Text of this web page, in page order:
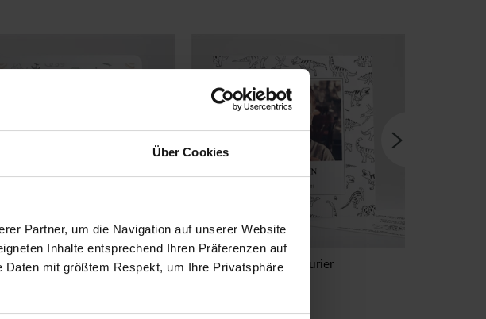
Über Cookies
Partner, um die Navigation auf unserer Website
Inhalte entsprechend Ihren Präferenzen auf
Daten mit größtem Respekt, um Ihre Privatsphäre
Baby Ocean Dinosaurier